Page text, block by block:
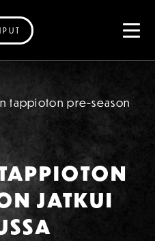
tappioton pre-season
JATKUI